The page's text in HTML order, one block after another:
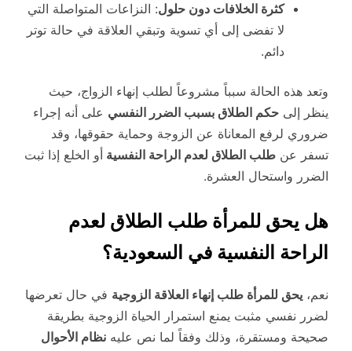
كثرة الخلافات دون حلول: النزاعات المتواصلة التي
لا تفضى إلى أي تسوية وتبقي العلاقة في حالة توتر
دائم.
وتعد هذه الحالة سبباً مشروعاً لطلب إنهاء الزواج، حيث
ينظر إلى حكم الطلاق بسبب الضرر النفسي على أنه إجراء
ضروري لرفع المعاناة عن الزوجة وحماية حقوقها، وقد
تسفر عن طلب الطلاق لعدم الراحة النفسية أو الخلع إذا ثبت
الضرر واستحال العشرة.
هل يحق للمرأة طلب الطلاق لعدم
الراحة النفسية في السعودية؟
نعم، يحق للمرأة طلب إنهاء العلاقة الزوجية في حال تعرضها
لضرر نفسي مثبت يمنع استمرار الحياة الزوجية بطريقة
صحيحة ومستقرة، وذلك وفقاً لما نص عليه نظام الأحوال